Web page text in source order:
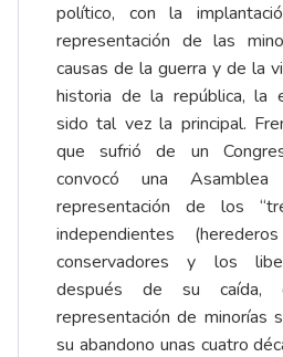
político, con la
representación de las
causas de la guerra y de la
historia de la república, la
sido tal vez la principal.
que sufrió de un
convocó una
representación de los
independientes
conservadores y los
después de su caída,
representación de minorías
su abandono unas cuatro